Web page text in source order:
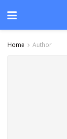
Home Author